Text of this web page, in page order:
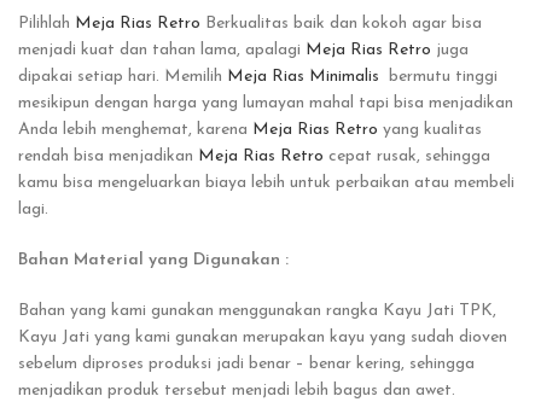
Pilihlah Meja Rias Retro Berkualitas baik dan kokoh agar bisa
menjadi kuat dan tahan lama, apalagi Meja Rias Retro juga
dipakai setiap hari. Memilih Meja Rias Minimalis bermutu tinggi
mesikipun dengan harga yang lumayan mahal tapi bisa menjadikan
Anda lebih menghemat, karena Meja Rias Retro yang kualitas
rendah bisa menjadikan Meja Rias Retro cepat rusak, sehingga
kamu bisa mengeluarkan biaya lebih untuk perbaikan atau membeli
lagi.
Bahan Material yang Digunakan :
Bahan yang kami gunakan menggunakan rangka Kayu Jati TPK,
Kayu Jati yang kami gunakan merupakan kayu yang sudah dioven
sebelum diproses produksi jadi benar – benar kering, sehingga
menjadikan produk tersebut menjadi lebih bagus dan awet.